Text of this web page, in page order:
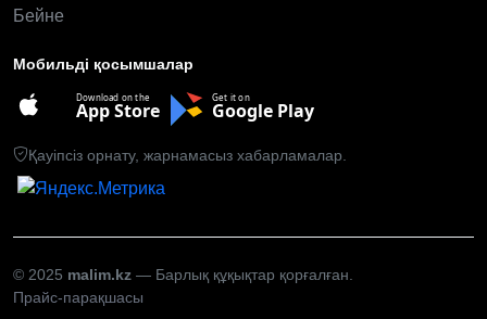
Бейне
Мобильді қосымшалар
Download on the
App Store
Get it on
Google Play
Қауіпсіз орнату, жарнамасыз хабарламалар.
© 2025 malim.kz — Барлық құқықтар қорғалған.
Прайс-парақшасы